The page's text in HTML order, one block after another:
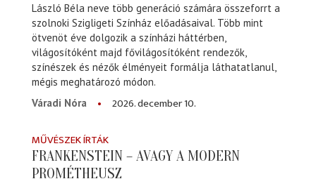
László Béla neve több generáció számára összeforrt a
szolnoki Szigligeti Színház előadásaival. Több mint
ötvenöt éve dolgozik a színházi háttérben,
világosítóként majd fővilágosítóként rendezők,
színészek és nézők élményeit formálja láthatatlanul,
mégis meghatározó módon.
Váradi Nóra
2026. december 10.
MŰVÉSZEK ÍRTÁK
FRANKENSTEIN – AVAGY A MODERN
PROMÉTHEUSZ